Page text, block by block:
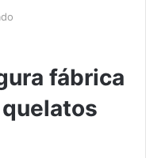
fábrica